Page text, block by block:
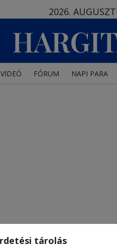
tárolás
2026.
VIDEÓ FÓRUM NAPI PARA